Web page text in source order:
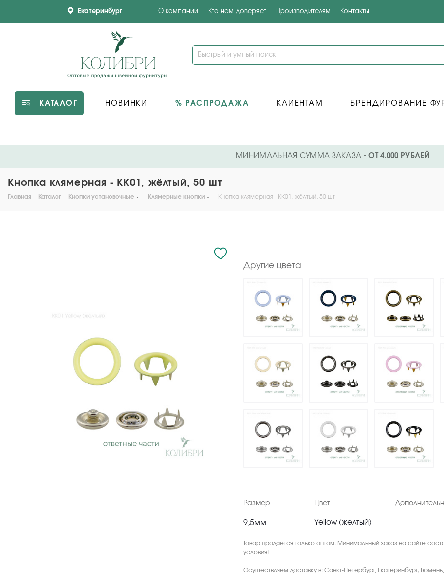
Екатеринбург О компании Кто нам доверяет Производителям Контакты
КАТАЛОГ НОВИНКИ % РАСПРОДАЖА КЛИЕНТАМ БРЕНДИРОВАНИЕ
МИНИМАЛЬНАЯ СУММА ЗАКАЗА - ОТ 4.000 РУБЛЕЙ
Кнопка клямерная - KK01, жёлтый, 50 шт
Главная - Каталог - Кнопки установочные - Клямерные кнопки - Кнопка клямерная - KK01, жёлтый, 50 шт
Другие цвета
Размер Цвет
9,5мм Yellow (желтый)
Товар продается только оптом. Минимальный заказ на сайте
условия!
Осуществляем доставку в: Санкт-Петербург, Екатеринбург,